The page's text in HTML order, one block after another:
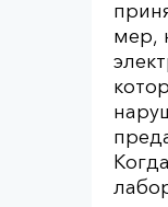
мер,